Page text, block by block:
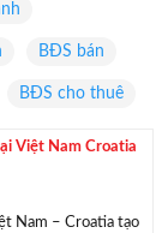
BĐS bán
BĐS cho thuê
Việt Nam Croatia
Nam – Croatia tạo